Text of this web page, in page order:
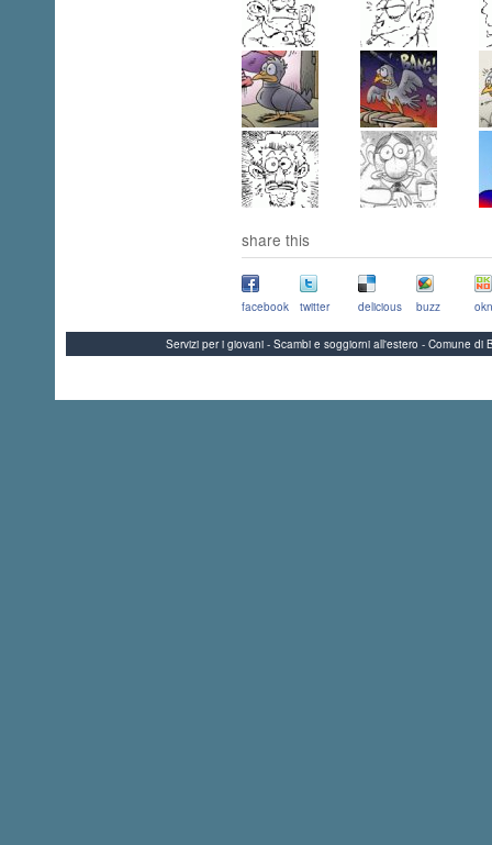
share this
facebook twitter delicious buzz
Servizi per i giovani - Scambi e soggiorni all'estero - Comune